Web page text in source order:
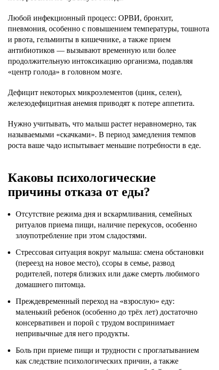
Любой инфекционный процесс: ОРВИ, бронхит,
пневмония, особенно с повышением температуры, тошнота
и рвота, гельминты в кишечнике, а также прием
антибиотиков — вызывают временную или более
продолжительную интоксикацию организма, подавляя
«центр голода» в головном мозге.
Дефицит некоторых микроэлементов (цинк, селен),
железодефицитная анемия приводят к потере аппетита.
Нужно учитывать, что малыш растет неравномерно, так
называемыми «скачками». В период замедления темпов
роста ваше чадо испытывает меньшие потребности в еде.
Каковы психологические
причины отказа от еды?
Отсутствие режима дня и вскармливания, семейных
ритуалов приема пищи, наличие перекусов, особенно
злоупотребление при этом сладостями.
Стрессовая ситуация вокруг малыша: смена обстановки
(переезд на новое место), ссоры в семье, развод
родителей, потеря близких или даже смерть любимого
домашнего питомца.
Преждевременный переход на «взрослую» еду:
маленький ребенок (особенно до трёх лет) достаточно
консервативен и порой с трудом воспринимает
непривычные для него продукты.
Боль при приеме пищи и трудности с проглатыванием
как следствие психологических причин, а также